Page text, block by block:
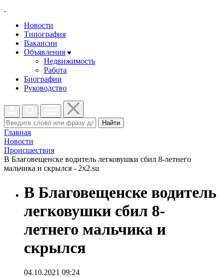
Новости
Типография
Вакансии
Объявления
Недвижимость
Работа
Биографии
Руководство
Найти
Главная
Новости
Проиcшествия
В Благовещенске водитель легковушки сбил 8-летнего
мальчика и скрылся - 2x2.su
В Благовещенске водитель
легковушки сбил 8-
летнего мальчика и
скрылся
04.10.2021 09:24